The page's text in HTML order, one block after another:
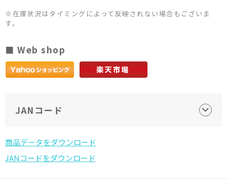
※在庫状況はタイミングによって反映されない場合もございま
す。
■ Web shop
JANコード